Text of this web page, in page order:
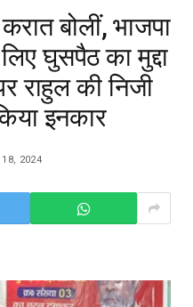
बोलीं, भाजपा
घुसपैठ का मुद्दा
राहुल की निजी
इनकार
18, 2024